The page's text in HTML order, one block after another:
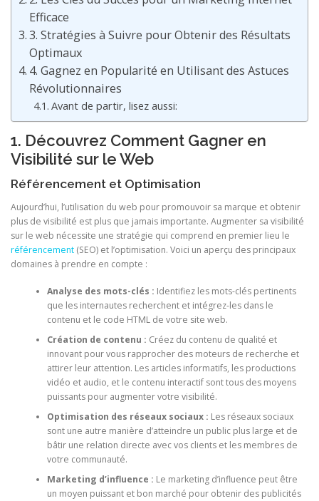
Efficace
3. Stratégies à Suivre pour Obtenir des Résultats
Optimaux
4. Gagnez en Popularité en Utilisant des Astuces
Révolutionnaires
Avant de partir, lisez aussi:
1. Découvrez Comment Gagner en
Visibilité sur le Web
Référencement et Optimisation
Aujourd’hui, l’utilisation du web pour promouvoir sa marque et obtenir
plus de visibilité est plus que jamais importante. Augmenter sa visibilité
sur le web nécessite une stratégie qui comprend en premier lieu le
référencement (SEO) et l’optimisation. Voici un aperçu des principaux
domaines à prendre en compte :
Analyse des mots-clés : Identifiez les mots-clés pertinents
que les internautes recherchent et intégrez-les dans le
contenu et le code HTML de votre site web.
Création de contenu : Créez du contenu de qualité et
innovant pour vous rapprocher des moteurs de recherche et
attirer leur attention. Les articles informatifs, les productions
vidéo et audio, et le contenu interactif sont tous des moyens
puissants pour augmenter votre visibilité.
Optimisation des réseaux sociaux : Les réseaux sociaux
sont une autre manière d’atteindre un public plus large et de
bâtir une relation directe avec vos clients et les membres de
votre communauté.
Marketing d’influence : Le marketing d’influence peut être
un moyen puissant et bon marché pour obtenir des publicités